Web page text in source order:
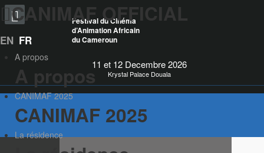
Festival du Cinéma
d’Animation Africain
du Cameroun
11 et 12 Decembre 2026
Krystal Palace Douala
CANIMAF OFFICIAL
EN FR
A propos
A propos
CANIMAF 2025
CANIMAF 2025
La résidence